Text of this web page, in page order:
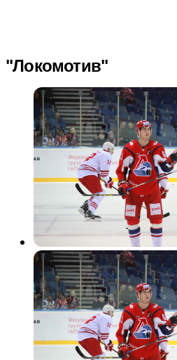
"Локомотив"
КХЛ8 лет назад
Павел
травмы